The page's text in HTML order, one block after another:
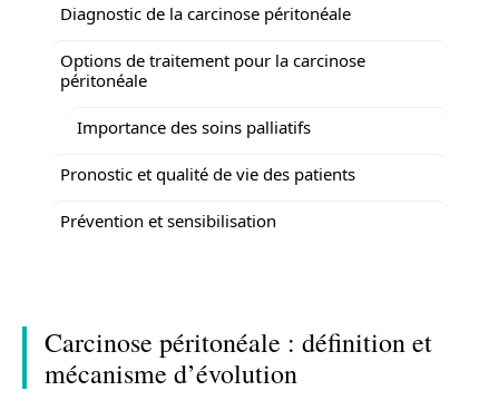
Diagnostic de la carcinose péritonéale
Options de traitement pour la carcinose
péritonéale
Importance des soins palliatifs
Pronostic et qualité de vie des patients
Prévention et sensibilisation
Carcinose péritonéale : définition et
mécanisme d’évolution